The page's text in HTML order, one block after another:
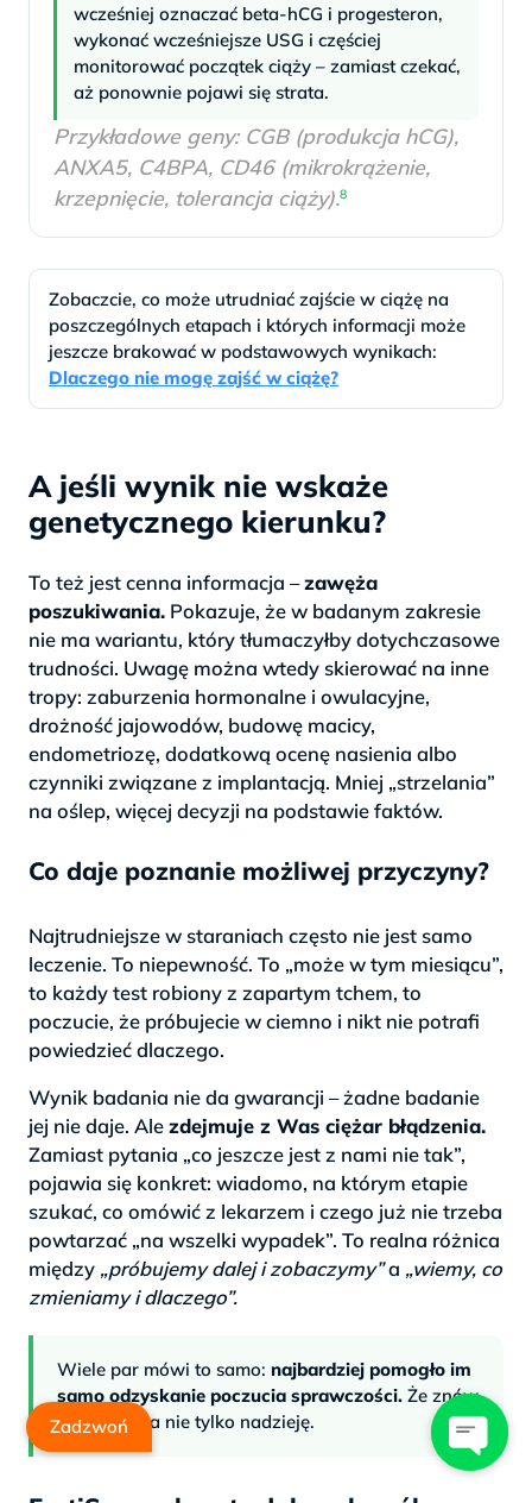
wcześniej oznaczać beta-hCG i progesteron,
wykonać wcześniejsze USG i częściej
monitorować początek ciąży – zamiast czekać,
aż ponownie pojawi się strata.
Przykładowe geny: CGB (produkcja hCG),
ANXA5, C4BPA, CD46 (mikrokrążenie,
krzepnięcie, tolerancja ciąży).8
Zobaczcie, co może utrudniać zajście w ciążę na
poszczególnych etapach i których informacji może
jeszcze brakować w podstawowych wynikach:
Dlaczego nie mogę zajść w ciążę?
A jeśli wynik nie wskaże
genetycznego kierunku?
To też jest cenna informacja –zawęża
poszukiwania. Pokazuje, że w badanym zakresie
nie ma wariantu, który tłumaczyłby dotychczasowe
trudności. Uwagę można wtedy skierować na inne
tropy: zaburzenia hormonalne i owulacyjne,
drożność jajowodów, budowę macicy,
endometriozę, dodatkową ocenę nasienia albo
czynniki związane z implantacją. Mniej „strzelania”
na oślep, więcej decyzji na podstawie faktów.
Co daje poznanie możliwej przyczyny?
Najtrudniejsze w staraniach często nie jest samo
leczenie. To niepewność. To „może w tym miesiącu”,
to każdy test robiony z zapartym tchem, to
poczucie, że próbujecie w ciemno i nikt nie potrafi
powiedzieć dlaczego.
Wynik badania nie da gwarancji – żadne badanie
jej nie daje. Alezdejmuje z Was ciężar błądzenia.
Zamiast pytania „co jeszcze jest z nami nie tak”,
pojawia się konkret: wiadomo, na którym etapie
szukać, co omówić z lekarzem i czego już nie trzeba
powtarzać „na wszelki wypadek”. To realna różnica
między „próbujemy dalej i zobaczymy”a „wiemy, co
zmieniamy i dlaczego”.
Wiele par mówi to samo: najbardziej pomogło im
samo odzyskanie poczucia sprawczości. Że znów
mają plan, a nie tylko nadzieję.
Zadzwoń